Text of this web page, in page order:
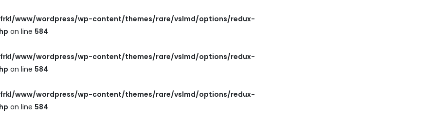
www/wordpress/wp-content/themes/rare/vslmd/options/redux-
on line 584
www/wordpress/wp-content/themes/rare/vslmd/options/redux-
on line 584
www/wordpress/wp-content/themes/rare/vslmd/options/redux-
on line 584